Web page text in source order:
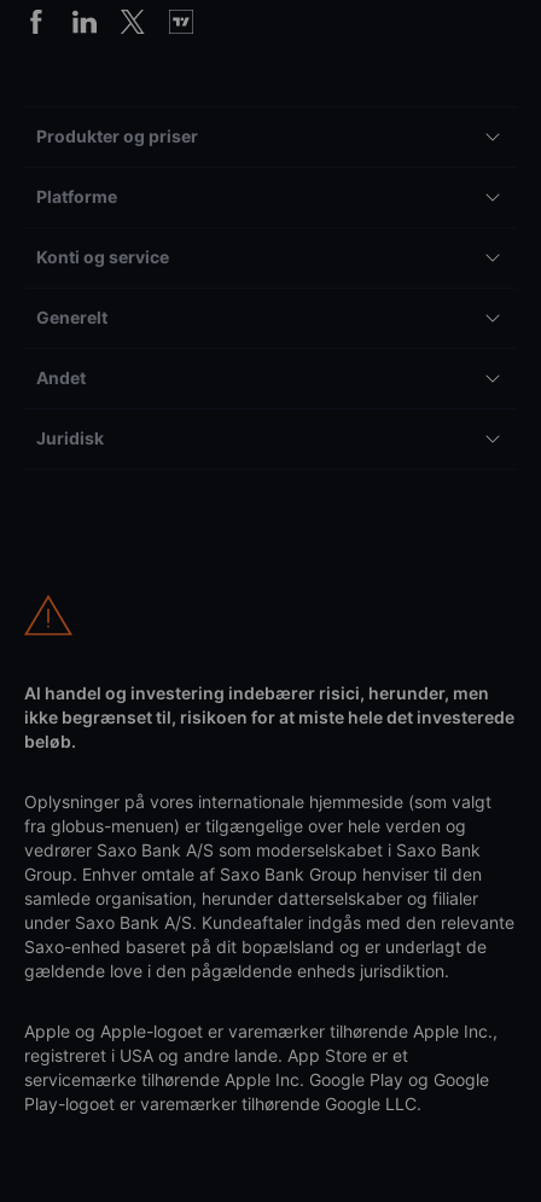
Produkter og priser
Platforme
Konti og service
Generelt
Andet
Juridisk
Al handel og investering indebærer risici, herunder, men
ikke begrænset til, risikoen for at miste hele det investerede
beløb.
Oplysninger på vores internationale hjemmeside (som valgt
fra globus-menuen) er tilgængelige over hele verden og
vedrører Saxo Bank A/S som moderselskabet i Saxo Bank
Group. Enhver omtale af Saxo Bank Group henviser til den
samlede organisation, herunder datterselskaber og filialer
under Saxo Bank A/S. Kundeaftaler indgås med den relevante
Saxo-enhed baseret på dit bopælsland og er underlagt de
gældende love i den pågældende enheds jurisdiktion.
Apple og Apple-logoet er varemærker tilhørende Apple Inc.,
registreret i USA og andre lande. App Store er et
servicemærke tilhørende Apple Inc. Google Play og Google
Play-logoet er varemærker tilhørende Google LLC.